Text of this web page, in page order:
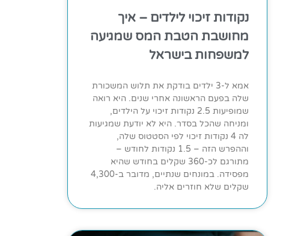
נקודות זיכוי לילדים – איך
מחושבת הטבת המס שמגיעה
למשפחות בישראל
אמא ל-3 ילדים בודקת את תלוש המשכורת
שלה בפעם הראשונה אחרי שנים. היא רואה
שמופיעות 2.5 נקודות זיכוי על הילדים,
ומניחה שהכל בסדר. היא לא יודעת שמגיעות
לה 4 נקודות זיכוי לפי הסטטוס שלה,
וההפרש הזה – 1.5 נקודות לחודש –
מתורגם לכ-360 שקלים בחודש שהיא
מפסידה. במונחים שנתיים, מדובר ב-4,300
שקלים שלא חוזרים אליה.